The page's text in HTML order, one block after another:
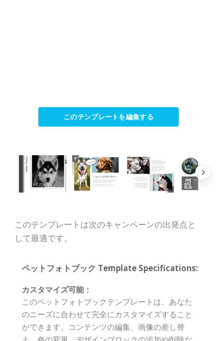
このテンプレートを編集する
このテンプレートは次のキャンペーンの出発点と
して最適です。
ペットフォトブック Template Specifications:
カスタマイズ可能：
このペットフォトブックテンプレートは、あなた
のニーズに合わせて完全にカスタマイズすること
ができます。コンテンツの編集、画像の差し替